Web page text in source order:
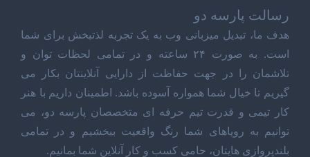
رسالت پارسه دو
هدف ما، تبدیل میزبانی وب به یک تجربه لذتبخش برای شما
است. به صورت ۲۴ ساعته و در تمامی لحظات توان و
تلاشمان را در جهت حفاظت از دارایی آنلاینتان بکار می
گیریم تا خیال شما همواره آسوده باشد. اطمینان داریم با هنر
کار تیمی و قدرت تیم حرفه ای متخصصان پارسه دو، می
توانیم به رویاهای شما رنگ واقعیت ببخشیم و در تمامی
بلندپروازی هایتان، حامی کسب و کار آنلاین شما بمانیم.